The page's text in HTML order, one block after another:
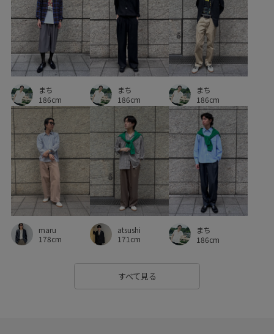
まち
186cm
まち
186cm
まち
186cm
maru
178cm
atsushi
171cm
まち
186cm
すべて見る